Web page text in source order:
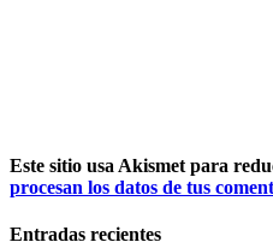
Este sitio usa Akismet para
procesan los datos de tus
Entradas recientes